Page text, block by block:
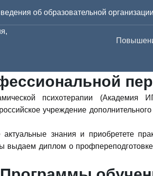
об образовательной организации
июля
Курсы в
Учебная
психотерапии
учреждение
знания и приобретете
выдаем диплом о